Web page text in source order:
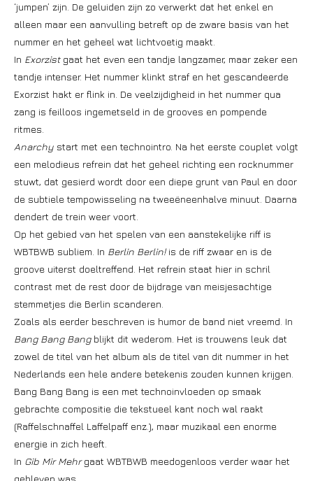
‘jumpen’ zijn. De geluiden zijn zo verwerkt dat het enkel en
alleen maar een aanvulling betreft op de zware basis van het
nummer en het geheel wat lichtvoetig maakt.
In Exorzistgaat het even een tandje langzamer, maar zeker een
tandje intenser. Het nummer klinkt straf en het gescandeerde
Exorzist hakt er flink in. De veelzijdigheid in het nummer qua
zang is feilloos ingemetseld in de grooves en pompende
ritmes.
Anarchy start met een technointro. Na het eerste couplet volgt
een melodieus refrein dat het geheel richting een rocknummer
stuwt, dat gesierd wordt door een diepe grunt van Paul en door
de subtiele tempowisseling na tweeëneenhalve minuut. Daarna
dendert de trein weer voort.
Op het gebied van het spelen van een aanstekelijke riff is
WBTBWB subliem. In Berlin Berlin!is de riff zwaar en is de
groove uiterst doeltreffend. Het refrein staat hier in schril
contrast met de rest door de bijdrage van meisjesachtige
stemmetjes die Berlin scanderen.
Zoals als eerder beschreven is humor de band niet vreemd. In
Bang Bang Bang blijkt dit wederom. Het is trouwens leuk dat
zowel de titel van het album als de titel van dit nummer in het
Nederlands een hele andere betekenis zouden kunnen krijgen.
Bang Bang Bang is een met technoinvloeden op smaak
gebrachte compositie die tekstueel kant noch wal raakt
(Raffelschnaffel Laffelpaff enz.), maar muzikaal een enorme
energie in zich heeft.
In Gib Mir Mehrgaat WBTBWB meedogenloos verder waar het
gebleven was.